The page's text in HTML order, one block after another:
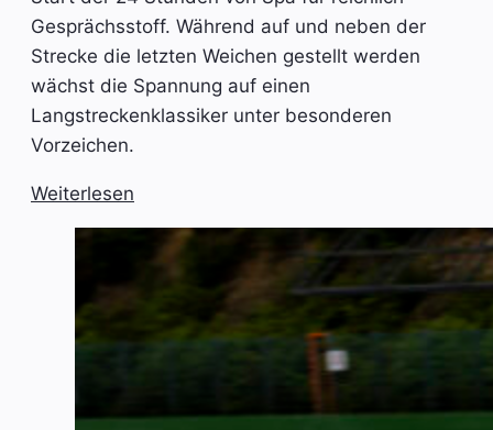
Gesprächsstoff. Während auf und neben der
Strecke die letzten Weichen gestellt werden
wächst die Spannung auf einen
Langstreckenklassiker unter besonderen
Vorzeichen.
Weiterlesen